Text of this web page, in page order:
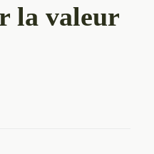
la valeur